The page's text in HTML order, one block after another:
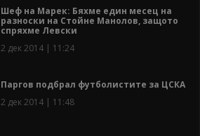
Шеф на Марек: Бяхме един месец на
разноски на Стойне Манолов, защото
спряхме Левски
2 дек 2014 | 11:24
Паргов подбрал футболистите за ЦСКА
2 дек 2014 | 11:48